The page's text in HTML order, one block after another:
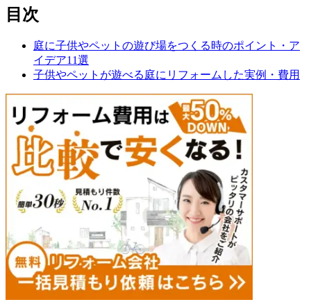
目次
庭に子供やペットの遊び場をつくる時のポイント・ア
イデア11選
子供やペットが遊べる庭にリフォームした実例・費用